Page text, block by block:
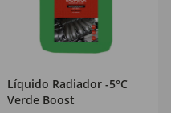
Líquido Radiador -5°C
Verde Boost